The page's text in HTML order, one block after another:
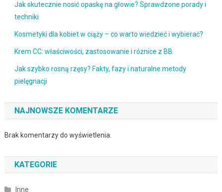
Jak skutecznie nosić opaskę na głowie? Sprawdzone porady i
techniki
Kosmetyki dla kobiet w ciąży – co warto wiedzieć i wybierać?
Krem CC: właściwości, zastosowanie i różnice z BB
Jak szybko rosną rzęsy? Fakty, fazy i naturalne metody
pielęgnacji
NAJNOWSZE KOMENTARZE
Brak komentarzy do wyświetlenia.
KATEGORIE
Inne